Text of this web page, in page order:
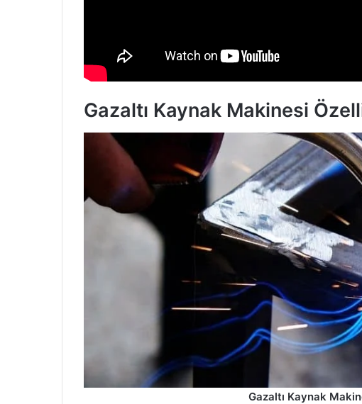
Gazaltı Kaynak Makinesi
Gazaltı Kaynak